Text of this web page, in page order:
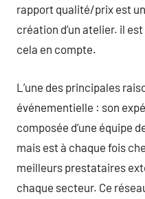
rapport qualité/prix est
création d’un atelier. il
cela en compte.
L’une des principales
événementielle : son
composée d’une équipe
mais est à chaque fois
meilleurs prestataires
chaque secteur. Ce